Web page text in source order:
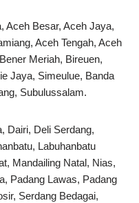
Aceh Besar, Aceh Jaya,
Aceh Tengah, Aceh
Meriah, Bireuen,
Jaya, Simeulue, Banda
Subulussalam.
Dairi, Deli Serdang,
Labuhanbatu
Mandailing Natal, Nias,
Padang Lawas, Padang
Serdang Bedagai,